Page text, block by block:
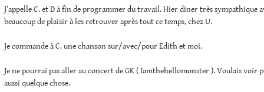
J’appelle C. et D à fin de programmer du travail. Hier diner très sympathique
beaucoup de plaisir à les retrouver après tout ce temps, chez U.
Je commande à C. une chanson sur/avec/pour Edith et moi.
Je ne pourrai pas aller au concert de GK ( Iamthehellomonster ). Voulais voir
aussi quelque chose.